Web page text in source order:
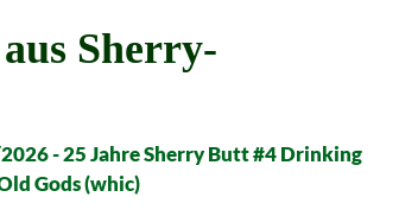
Sherry-
- 25 Jahre Sherry Butt #4 Drinking
Gods (whic)